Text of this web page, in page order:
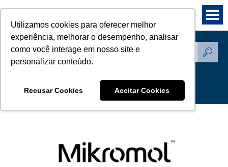
Utilizamos cookies para oferecer melhor
experiência, melhorar o desempenho, analisar
como você interage em nosso site e
personalizar conteúdo.
Recusar Cookies Aceitar Cookies
Produtos - Padrões de